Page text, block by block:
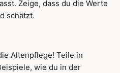
Zeige, dass du die Werte
schätzt.
Altenpflege! Teile in
wie du in der